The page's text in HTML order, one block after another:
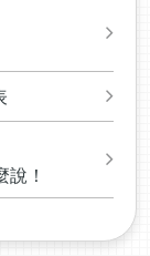
治療效果有
優質的效果。
時間短且無
每週5次，
個療程。
有些狀況較
改善。」幸
次時，症狀即
！